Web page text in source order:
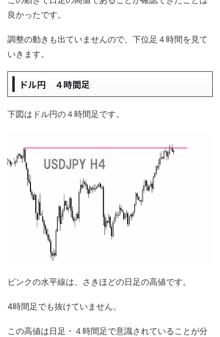
良かったです。
調整の動きも出ていませんので、下位足４時間を見て
いきます。
ドル円 ４時間足
下図はドル円の４時間足です。
ピンクの水平線は、さきほどの日足の高値です。
4時間足でも抜けていません。
この高値は日足・４時間足で意識されていることが分